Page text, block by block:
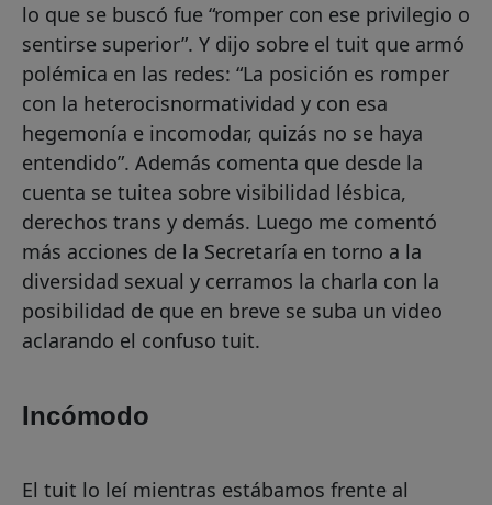
lo que se buscó fue “romper con ese privilegio o
sentirse superior”. Y dijo sobre el tuit que armó
polémica en las redes: “La posición es romper
con la heterocisnormatividad y con esa
hegemonía e incomodar, quizás no se haya
entendido”. Además comenta que desde la
cuenta se tuitea sobre visibilidad lésbica,
derechos trans y demás. Luego me comentó
más acciones de la Secretaría en torno a la
diversidad sexual y cerramos la charla con la
posibilidad de que en breve se suba un video
aclarando el confuso tuit.
Incómodo
El tuit lo leí mientras estábamos frente al